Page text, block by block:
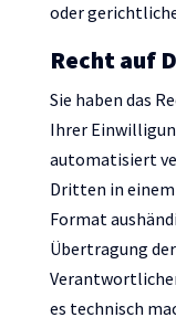
oder
Recht auf
Sie haben das
Ihrer
automatisiert
Dritten in
Format
Übertragung
es technisch